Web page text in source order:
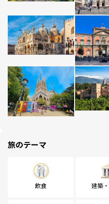
旅のテーマ
飲食 建築